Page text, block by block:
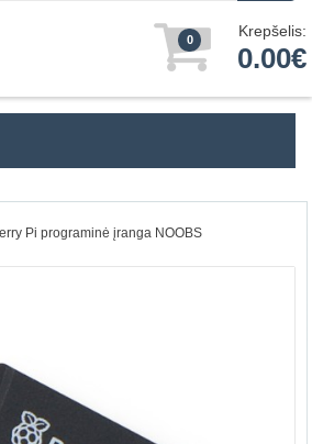
0 Krepšelis:
0.00€
Pi programinė įranga NOOBS